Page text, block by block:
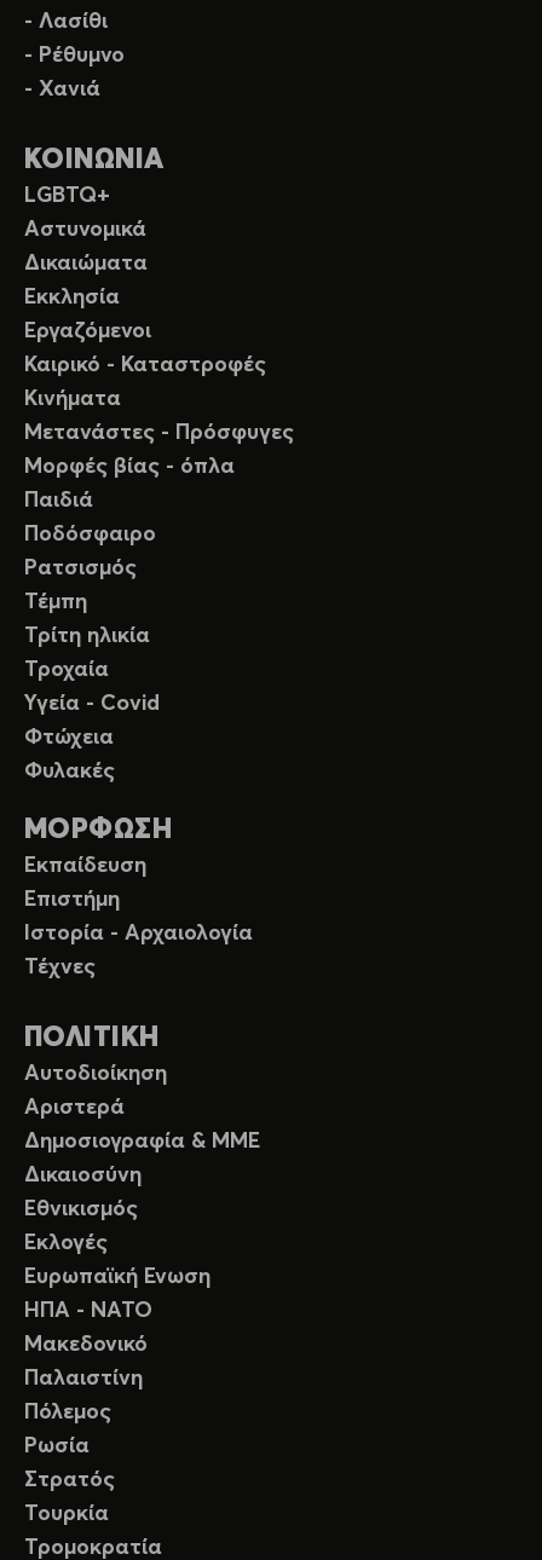
- Λασίθι
- Ρέθυμνο
- Χανιά
ΚΟΙΝΩΝΙΑ
LGBTQ+
Αστυνομικά
Δικαιώματα
Εκκλησία
Εργαζόμενοι
Καιρικό - Καταστροφές
Κινήματα
Μετανάστες - Πρόσφυγες
Μορφές βίας - όπλα
Παιδιά
Ποδόσφαιρο
Ρατσισμός
Τέμπη
Τρίτη ηλικία
Τροχαία
Υγεία - Covid
Φτώχεια
Φυλακές
ΜΟΡΦΩΣΗ
Εκπαίδευση
Επιστήμη
Ιστορία - Αρχαιολογία
Τέχνες
ΠΟΛΙΤΙΚΗ
Αυτοδιοίκηση
Αριστερά
Δημοσιογραφία & ΜΜΕ
Δικαιοσύνη
Εθνικισμός
Εκλογές
Ευρωπαϊκή Ενωση
ΗΠΑ - ΝΑΤΟ
Μακεδονικό
Παλαιστίνη
Πόλεμος
Ρωσία
Στρατός
Τουρκία
Τρομοκρατία